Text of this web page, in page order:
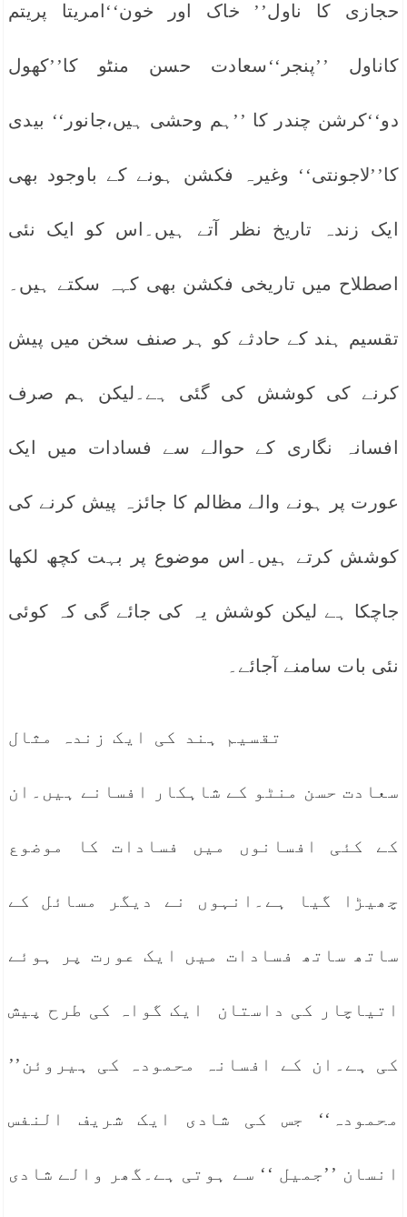
حجازی کا ناول’’ خاک اور خون‘‘امریتا پریتم
کاناول ’’پنجر‘‘سعادت حسن منٹو کا’’کھول
دو‘‘کرشن چندر کا ’’ہم وحشی ہیں،جانور‘‘ بیدی
کا’’لاجونتی‘‘ وغیرہ فکشن ہونے کے باوجود بھی
ایک زندہ تاریخ نظر آتے ہیں۔اس کو ایک نئی
اصطلاح میں تاریخی فکشن بھی کہہ سکتے ہیں۔
تقسیم ہند کے حادثے کو ہر صنف سخن میں پیش
کرنے کی کوشش کی گئی ہے۔لیکن ہم صرف
افسانہ نگاری کے حوالے سے فسادات میں ایک
عورت پر ہونے والے مظالم کا جائزہ پیش کرنے کی
کوشش کرتے ہیں۔اس موضوع پر بہت کچھ لکھا
جاچکا ہے لیکن کوشش یہ کی جائے گی کہ کوئی
نئی بات سامنے آجائے۔
تقسیم ہند کی ایک زندہ مثال
سعادت حسن منٹو کے شاہکار افسانے ہیں۔ان
کے کئی افسانوں میں فسادات کا موضوع
چھیڑا گیا ہے۔انہوں نے دیگر مسائل کے
ساتھ ساتھ فسادات میں ایک عورت پر ہوئے
اتیاچار کی داستان ایک گواہ کی طرح پیش
کی ہے۔ان کے افسانہ محمودہ کی ہیروئن’’
محمودہ‘‘ جس کی شادی ایک شریف النفس
انسان ’’جمیل ‘‘ سے ہوتی ہے۔گھر والے شادی